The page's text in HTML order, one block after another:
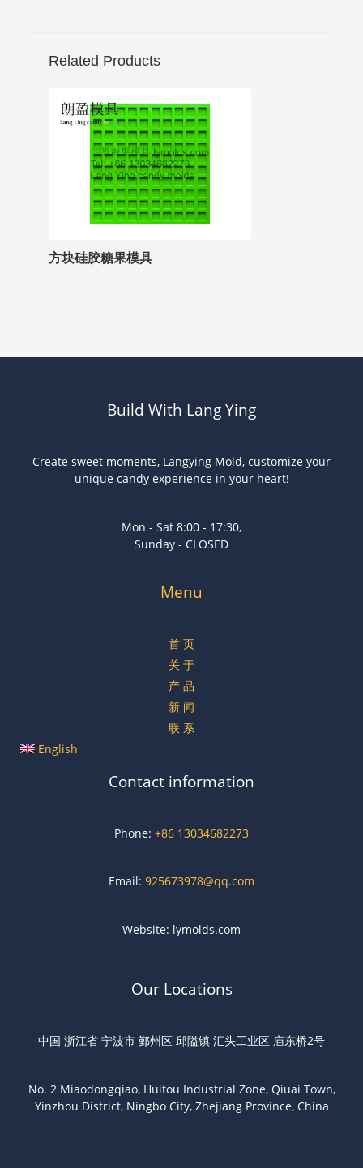
Related Products
方块硅胶糖果模具
Build With Lang Ying
Create sweet moments, Langying Mold, customize your
unique candy experience in your heart!
Mon - Sat 8:00 - 17:30,
Sunday - CLOSED
Menu
首 页
关 于
产 品
新 闻
联 系
English
Contact information
Phone: +86 13034682273
Email: 925673978@qq.com
Website: lymolds.com
Our Locations
中国 浙江省 宁波市 鄞州区 邱隘镇 汇头工业区 庙东桥2号
No. 2 Miaodongqiao, Huitou Industrial Zone, Qiuai Town,
Yinzhou District, Ningbo City, Zhejiang Province, China